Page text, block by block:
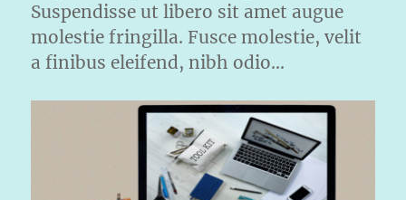
Suspendisse ut libero sit amet augue
molestie fringilla. Fusce molestie, velit
a finibus eleifend, nibh odio…